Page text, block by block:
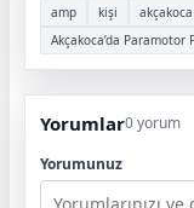
amp kişi akçakoca
Akçakoca’da Paramotor
Yorumlar0 yorum
Yorumunuz